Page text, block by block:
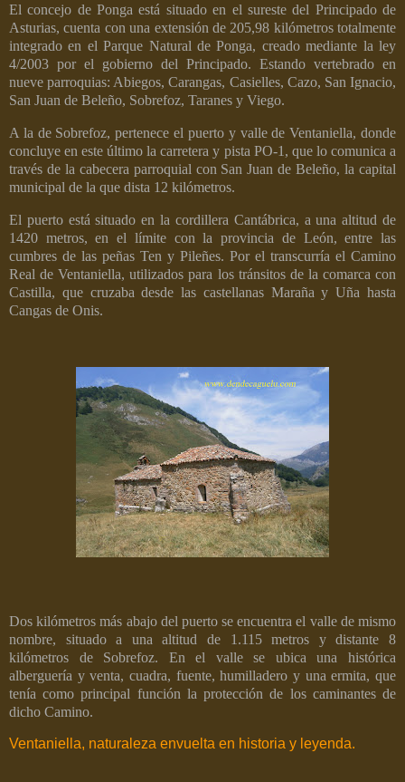
El concejo de Ponga está situado en el sureste del Principado de
Asturias, cuenta con una extensión de 205,98 kilómetros totalmente
integrado en el Parque Natural de Ponga, creado mediante la ley
4/2003 por el gobierno del Principado. Estando vertebrado en
nueve parroquias: Abiegos, Carangas, Casielles, Cazo, San Ignacio,
San Juan de Beleño, Sobrefoz, Taranes y Viego.
A la de Sobrefoz, pertenece el puerto y valle de Ventaniella, donde
concluye en este último la carretera y pista PO-1, que lo comunica a
través de la cabecera parroquial con San Juan de Beleño, la capital
municipal de la que dista 12 kilómetros.
El puerto está situado en la cordillera Cantábrica, a una altitud de
1420 metros, en el límite con la provincia de León, entre las
cumbres de las peñas Ten y Pileñes. Por el transcurría el Camino
Real de Ventaniella, utilizados para los tránsitos de la comarca con
Castilla, que cruzaba desde las castellanas Maraña y Uña hasta
Cangas de Onis.
Dos kilómetros más abajo del puerto se encuentra el valle de mismo
nombre, situado a una altitud de 1.115 metros y distante 8
kilómetros de Sobrefoz. En el valle se ubica una histórica
alberguería y venta, cuadra, fuente, humilladero y una ermita, que
tenía como principal función la protección de los caminantes de
dicho Camino.
Ventaniella, naturaleza envuelta en historia y leyenda.